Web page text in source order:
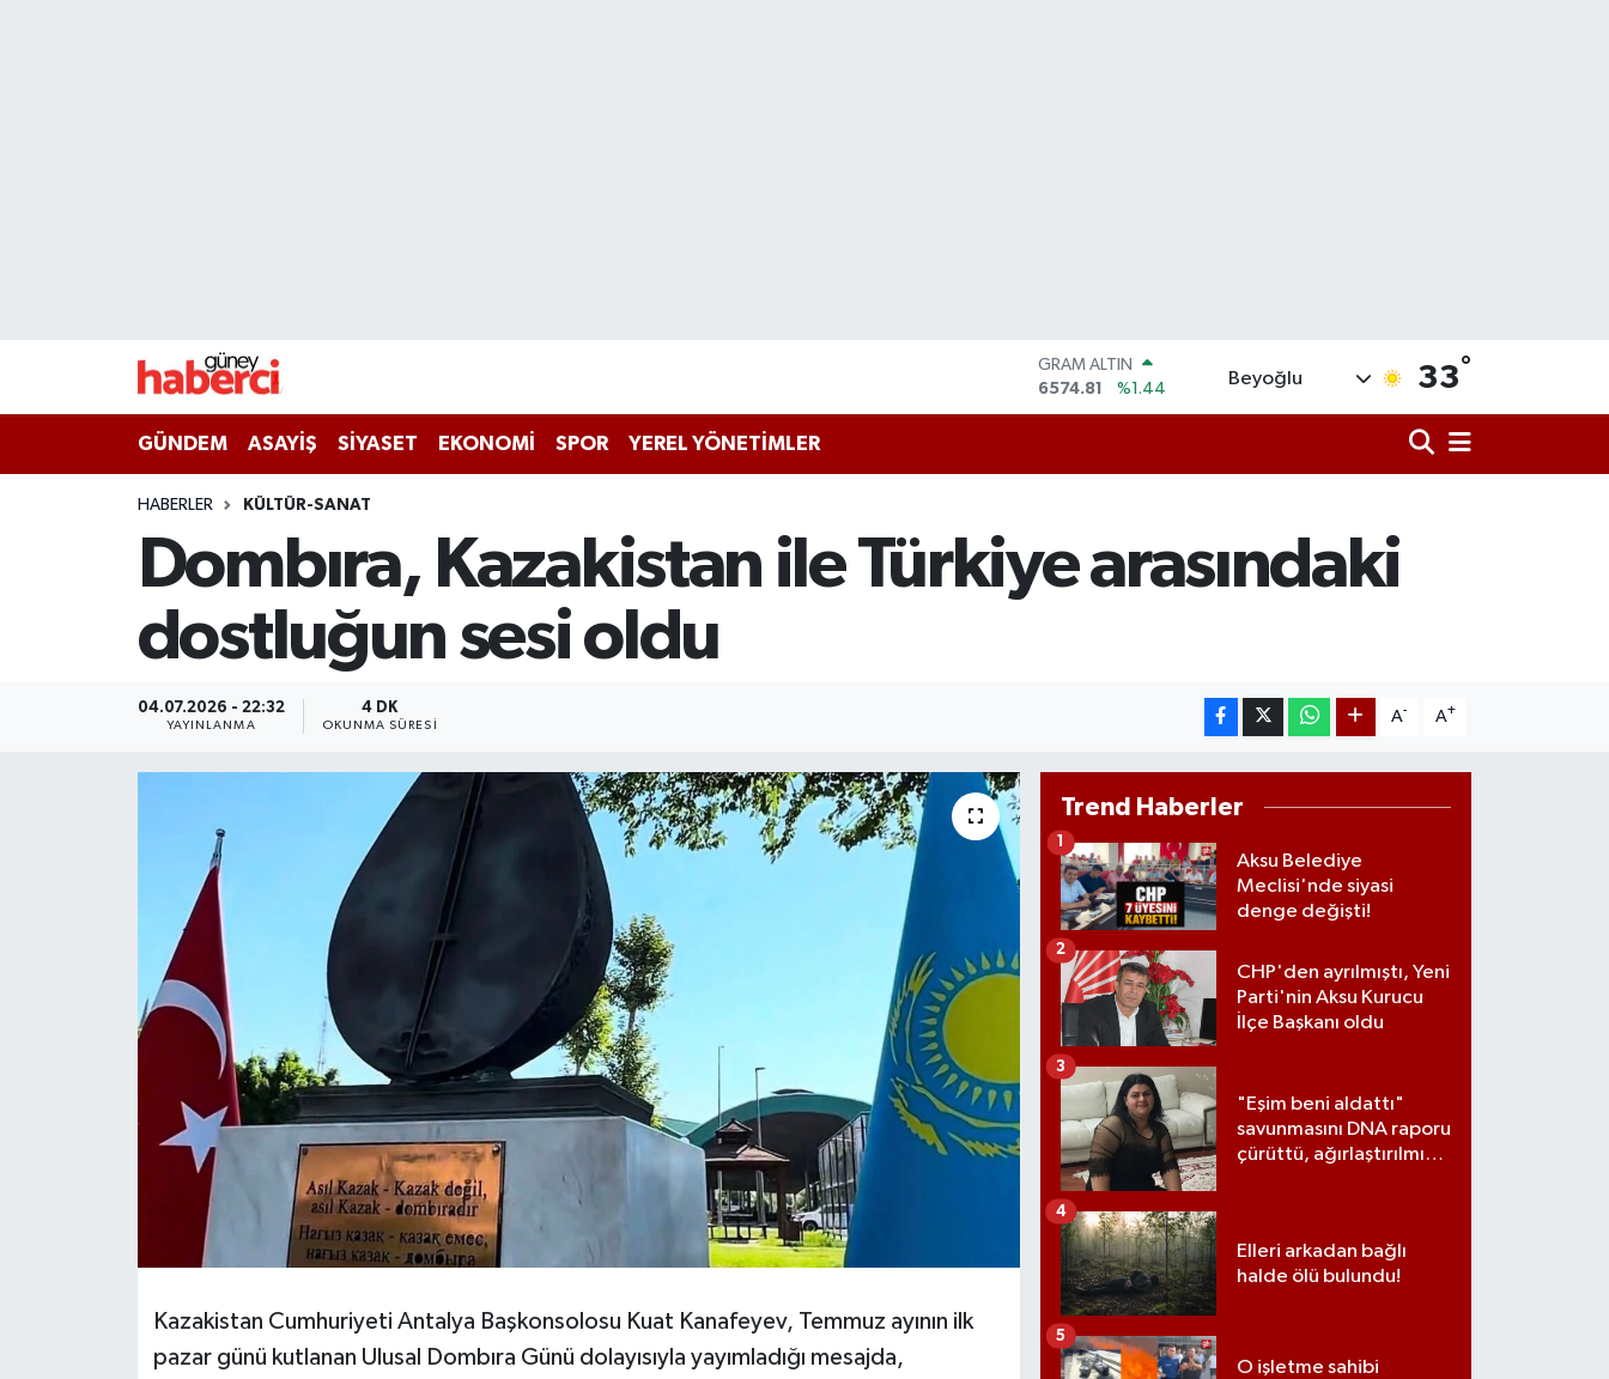
BİST100
13.887
%64
BITCOIN
STERLİN
64,1897
%0.02
Beyoğlu 33°
GÜNDEM ASAYİŞ SİYASET EKONOMİ SPOR YEREL YÖNETİMLER
HABERLER KÜLTÜR-SANAT
Dombıra, Kazakistan ile Türkiye arasındaki
dostluğun sesi oldu
04.07.2026 - 22:32
YAYINLANMA
4 DK
OKUNMA SÜRESI
A- A+
Kazakistan Cumhuriyeti Antalya Başkonsolosu Kuat Kanafeyev, Temmuz ayının ilk
pazar günü kutlanan Ulusal Dombıra Günü dolayısıyla yayımladığı mesajda,
Trend Haberler
Aksu Belediye
Meclisi'nde siyasi
denge değişti!
1
CHP'den ayrılmıştı, Yeni
Parti'nin Aksu Kurucu
İlçe Başkanı oldu
2
"Eşim beni aldattı"
savunmasını DNA raporu
çürüttü, ağırlaştırılmış
3
Elleri arkadan bağlı
halde ölü bulundu!
4
O işletme sahibi
5
Haber Arşivi